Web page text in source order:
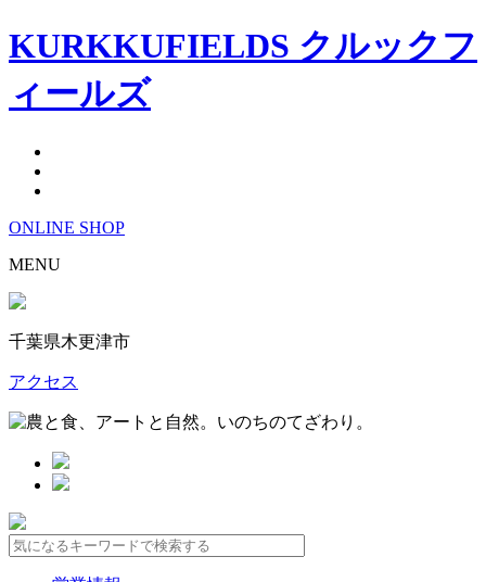
KURKKUFIELDS クルックフ
ィールズ
ONLINE SHOP
MENU
千葉県木更津市
アクセス